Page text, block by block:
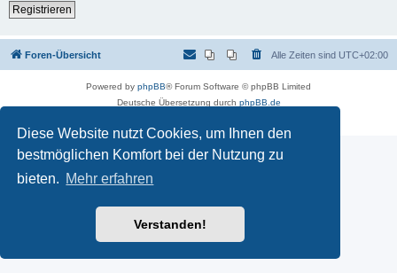
Diese Website nutzt Cookies, um Ihnen den
bestmöglichen Komfort bei der Nutzung zu
bieten. Mehr erfahren
Verstanden!
Registrieren
Foren-Übersicht Alle Zeiten sind UTC+02:00
Powered by phpBB® Forum Software © phpBB Limited
Deutsche Übersetzung durch phpBB.de